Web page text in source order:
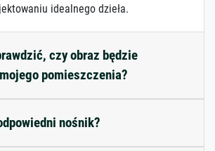
idealnego dzieła.
czy obraz będzie
pomieszczenia?
nośnik?